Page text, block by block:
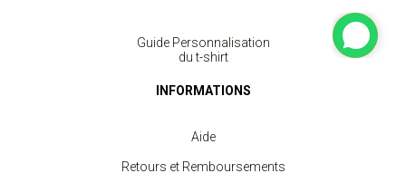
Guide Personnalisation
du t-shirt
INFORMATIONS
Aide
Retours et Remboursements